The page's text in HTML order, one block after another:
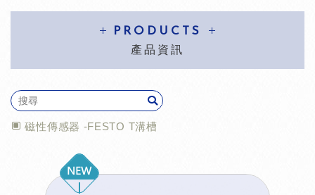
PRODUCTS
產品資訊
磁性傳感器 -FESTO T溝槽